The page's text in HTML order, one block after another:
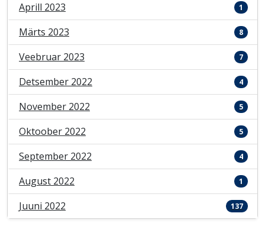
Aprill 2023 1
Märts 2023 8
Veebruar 2023 7
Detsember 2022 4
November 2022 5
Oktoober 2022 5
September 2022 4
August 2022 1
Juuni 2022 137